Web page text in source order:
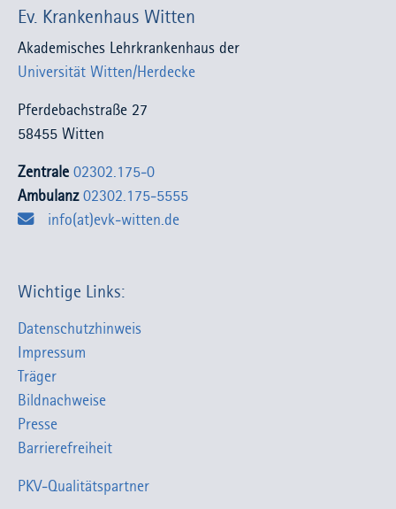
Ev. Krankenhaus Witten
Akademisches Lehrkrankenhaus der
Universität Witten/Herdecke
Pferdebachstraße 27
58455 Witten
Zentrale 02302.175-0
Ambulanz 02302.175-5555
info(at)evk-witten.de
Wichtige Links:
Datenschutzhinweis
Impressum
Träger
Bildnachweise
Presse
Barrierefreiheit
PKV-Qualitätspartner